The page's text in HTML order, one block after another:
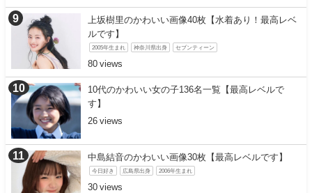
上坂樹里のかわいい画像40枚【水着あり！最高レベ
ルです】
2005年生まれ 神奈川県出身 セブンティーン
80
10代のかわいい女の子136名一覧【最高レベルで
す】
26
中島結音のかわいい画像30枚【最高レベルです】
今日好き 広島県出身 2006年生まれ
30